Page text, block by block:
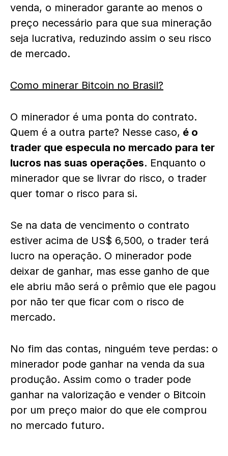
venda, o minerador garante ao menos o
preço necessário para que sua mineração
seja lucrativa, reduzindo assim o seu risco
de mercado.
Como minerar Bitcoin no Brasil?
O minerador é uma ponta do contrato.
Quem é a outra parte? Nesse caso, é o
trader que especula no mercado para ter
lucros nas suas operações. Enquanto o
minerador que se livrar do risco, o trader
quer tomar o risco para si.
Se na data de vencimento o contrato
estiver acima de US$ 6,500, o trader terá
lucro na operação. O minerador pode
deixar de ganhar, mas esse ganho de que
ele abriu mão será o prêmio que ele pagou
por não ter que ficar com o risco de
mercado.
No fim das contas, ninguém teve perdas: o
minerador pode ganhar na venda da sua
produção. Assim como o trader pode
ganhar na valorização e vender o Bitcoin
por um preço maior do que ele comprou
no mercado futuro.